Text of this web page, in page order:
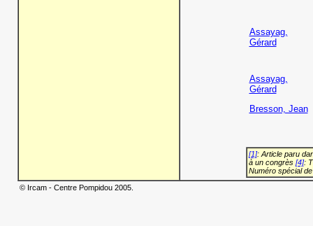
Assayag,
Gérard
Assayag,
Gérard
Bresson, Jean
[1]: Article paru
à un congrès [4]:
Numéro spécial
© Ircam - Centre Pompidou 2005.